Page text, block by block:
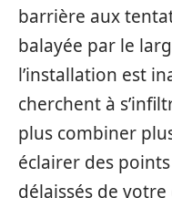
barrière aux
balayée par le
l’installation est
cherchent à
plus combiner
éclairer des
délaissés de